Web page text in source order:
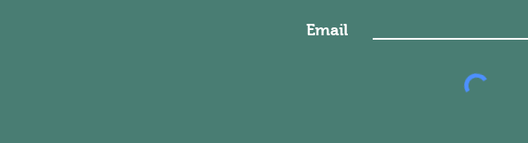
Email